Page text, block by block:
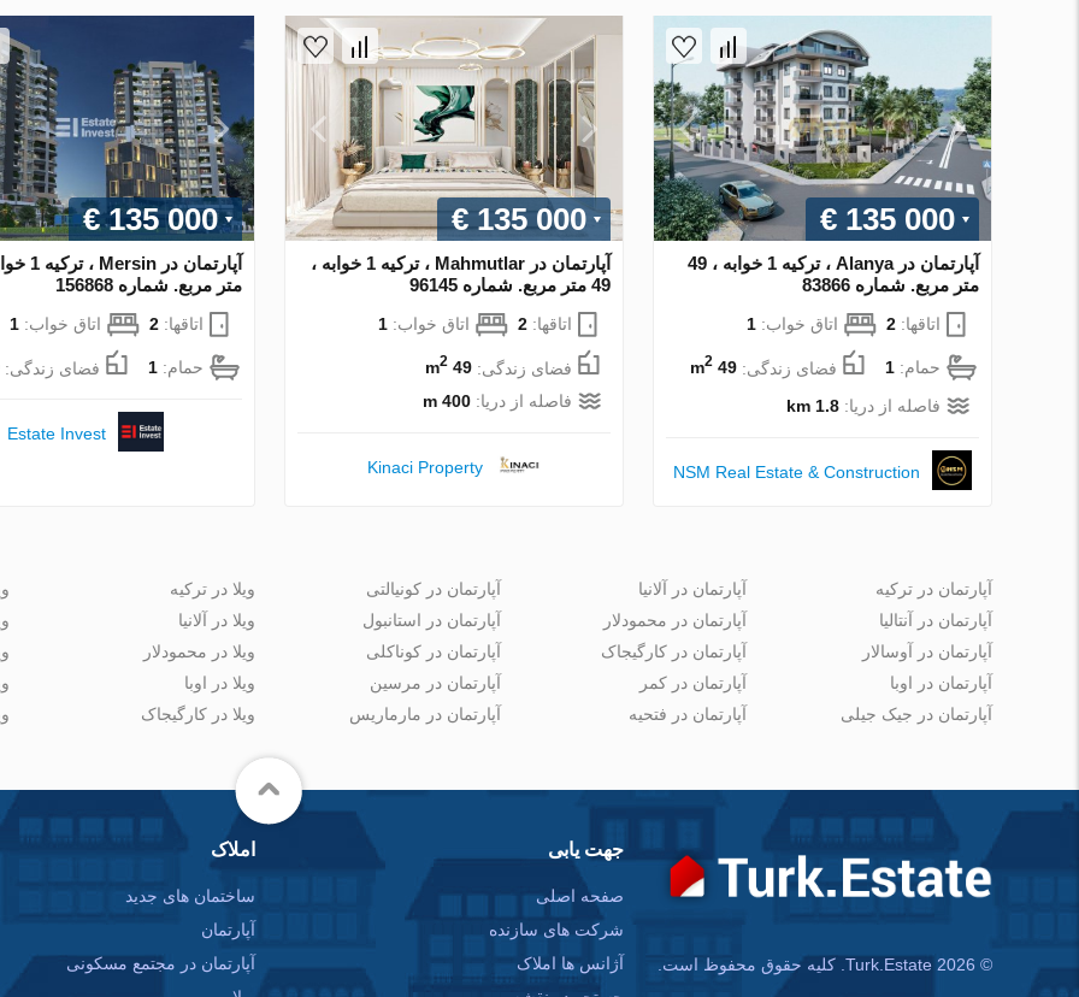
€ 135 000
آپارتمان در Alanya ، ترکیه 1 خوابه ، 49
متر مربع. شماره 83866
اتاقها: 2 اتاق خواب: 1
حمام: 1 فضای زندگی: 49 m
2
فاصله از دریا: 1.8 km
NSM Real Estate & Construction
€ 135 000
آپارتمان در Mahmutlar ، ترکیه 1 خوابه ،
49 متر مربع. شماره 96145
اتاقها: 2 اتاق خواب: 1
فضای زندگی: 49 m
2
فاصله از دریا: 400 m
Kinaci Property
€ 135 000
متر مربع. شماره 156868
اتاقها: 2 اتاق خواب: 1
حمام: 1 فضای زندگی:
Estate Invest
آپارتمان در ترکیه
آپارتمان در آنتالیا
آپارتمان در آوسالار
آپارتمان در اوبا
آپارتمان در جیک جیلی
آپارتمان در آلانیا
آپارتمان در محمودلار
آپارتمان در کارگیجاک
آپارتمان در کمر
آپارتمان در فتحیه
آپارتمان در کونیالتی
آپارتمان در استانبول
آپارتمان در کوناکلی
آپارتمان در مرسین
آپارتمان در مارماریس
ویلا در ترکیه
ویلا در آلانیا
ویلا در محمودلار
ویلا در اوبا
ویلا در کارگیجاک
© Turk.Estate 2026. کلیه حقوق محفوظ است.
جهت یابی
صفحه اصلی
شرکت های سازنده
آژانس ها املاک
املاک
ساختمان های جدید
آپارتمان
آپارتمان در مجتمع مسکونی